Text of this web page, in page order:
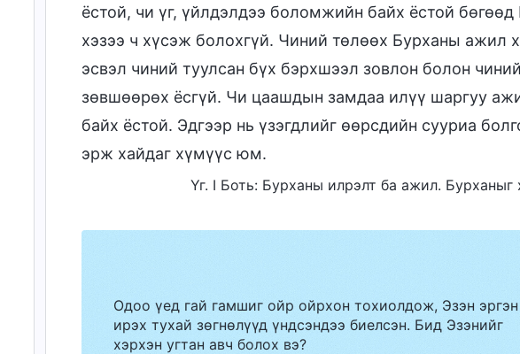
ёстой, чи үг, үйлдэлдээ боломжийн байх ёстой
хэзээ ч хүсэж болохгүй. Чиний төлөөх Бурханы ажил
эсвэл чиний туулсан бүх бэрхшээл зовлон болон
зөвшөөрөх ёсгүй. Чи цаашдын замдаа илүү шаргуу
байх ёстой. Эдгээр нь үзэгдлийг өөрсдийн сууриа
эрж хайдаг хүмүүс юм.
Үг. I Боть: Бурханы илрэлт ба ажил.
Одоо үед гай гамшиг ойр ойрхон тохиолдож, Эзэн эргэн
ирэх тухай зөгнөлүүд үндсэндээ биелсэн. Бид Эзэнийг
хэрхэн угтан авч болох вэ?